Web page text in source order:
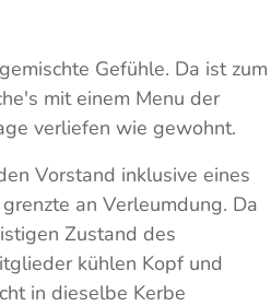
Gefühle. Da ist zum
mit einem Menu der
verliefen wie gewohnt.
Vorstand inklusive eines
an Verleumdung. Da
Zustand des
kühlen Kopf und
in dieselbe Kerbe